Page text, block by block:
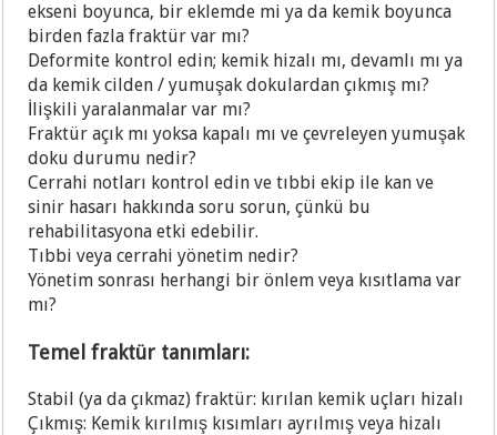
ekseni boyunca, bir eklemde mi ya da kemik boyunca
birden fazla fraktür var mı?
Deformite kontrol edin; kemik hizalı mı, devamlı mı ya
da kemik cilden / yumuşak dokulardan çıkmış mı?
İlişkili yaralanmalar var mı?
Fraktür açık mı yoksa kapalı mı ve çevreleyen yumuşak
doku durumu nedir?
Cerrahi notları kontrol edin ve tıbbi ekip ile kan ve
sinir hasarı hakkında soru sorun, çünkü bu
rehabilitasyona etki edebilir.
Tıbbi veya cerrahi yönetim nedir?
Yönetim sonrası herhangi bir önlem veya kısıtlama var
mı?
Temel fraktür tanımları:
Stabil (ya da çıkmaz) fraktür: kırılan kemik uçları hizalı
Çıkmış: Kemik kırılmış kısımları ayrılmış veya hizalı